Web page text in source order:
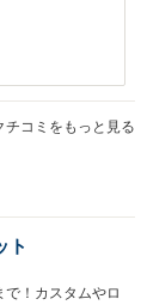
に伺います！
チコミをもっと見る
ト
！カスタムやロ